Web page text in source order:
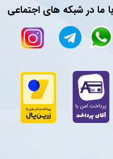
ما در شبکه های اجتماعی